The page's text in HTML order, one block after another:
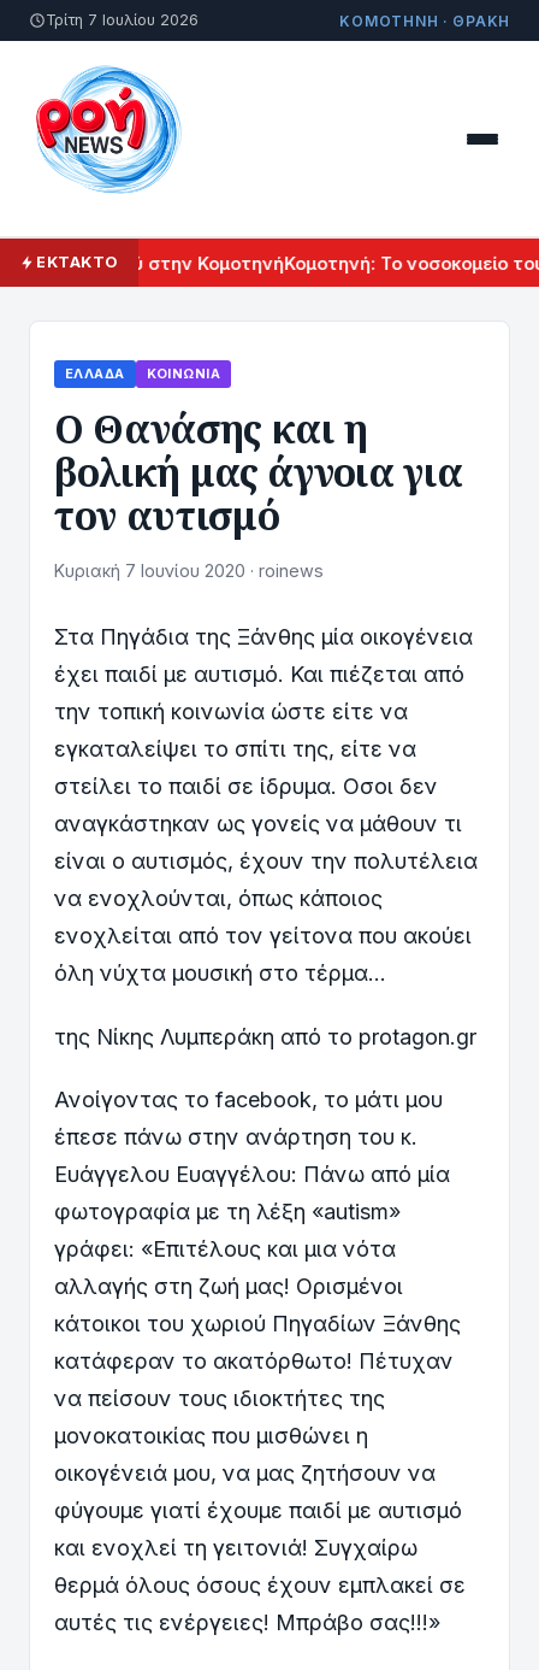
Τρίτη 7 Ιουλίου 2026 ΚΟΜΟΤΗΝΗ · ΘΡΑΚΗ
ΕΚΤΑΚΤΟ
Πολιτισμού στην ΚομοτηνήΚομοτηνή: Το νοσοκομείο του
ΕΛΛΆΔΑ ΚΟΙΝΩΝΊΑ
Ο Θανάσης και η
βολική μας άγνοια για
τον αυτισμό
Κυριακή 7 Ιουνίου 2020 · roinews
Στα Πηγάδια της Ξάνθης μία οικογένεια
έχει παιδί με αυτισμό. Και πιέζεται από
την τοπική κοινωνία ώστε είτε να
εγκαταλείψει το σπίτι της, είτε να
στείλει το παιδί σε ίδρυμα. Οσοι δεν
αναγκάστηκαν ως γονείς να μάθουν τι
είναι ο αυτισμός, έχουν την πολυτέλεια
να ενοχλούνται, όπως κάποιος
ενοχλείται από τον γείτονα που ακούει
όλη νύχτα μουσική στο τέρμα…
της Νίκης Λυμπεράκη από το protagon.gr
Ανοίγοντας το facebook, το μάτι μου
έπεσε πάνω στην ανάρτηση του κ.
Ευάγγελου Ευαγγέλου: Πάνω από μία
φωτογραφία με τη λέξη «autism»
γράφει: «Επιτέλους και μια νότα
αλλαγής στη ζωή μας! Ορισμένοι
κάτοικοι του χωριού Πηγαδίων Ξάνθης
κατάφεραν το ακατόρθωτο! Πέτυχαν
να πείσουν τους ιδιοκτήτες της
μονοκατοικίας που μισθώνει η
οικογένειά μου, να μας ζητήσουν να
φύγουμε γιατί έχουμε παιδί με αυτισμό
και ενοχλεί τη γειτονιά! Συγχαίρω
θερμά όλους όσους έχουν εμπλακεί σε
αυτές τις ενέργειες! Μπράβο σας!!!»